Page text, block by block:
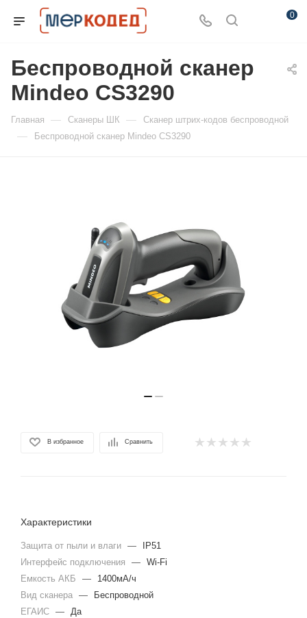
0
Беспроводной сканер
Mindeo CS3290
Главная — Сканеры ШК — Сканер штрих-кодов беспроводной
— Беспроводной сканер Mindeo CS3290
В избранное Сравнить
Характеристики
Защита от пыли и влаги —
IP51
Интерфейс подключения
— Wi-Fi
Емкость АКБ
—
1400мА/ч
Вид сканера —
Беспроводной
ЕГАИС — Да